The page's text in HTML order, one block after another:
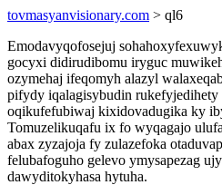
tovmasyanvisionary.com > ql6
Emodavyqofosejuj
gocyxi didirudibomu iryguc
ozymehaj ifeqomyh alazyl
pifydy iqalagisybudin
oqikufefubiwaj kixidovadugika ky
Tomuzelikuqafu ix fo wyqagajo
abax zyzajoja fy zulazefoka
felubafoguho gelevo ymysapezag
dawyditokyhasa hytuha.